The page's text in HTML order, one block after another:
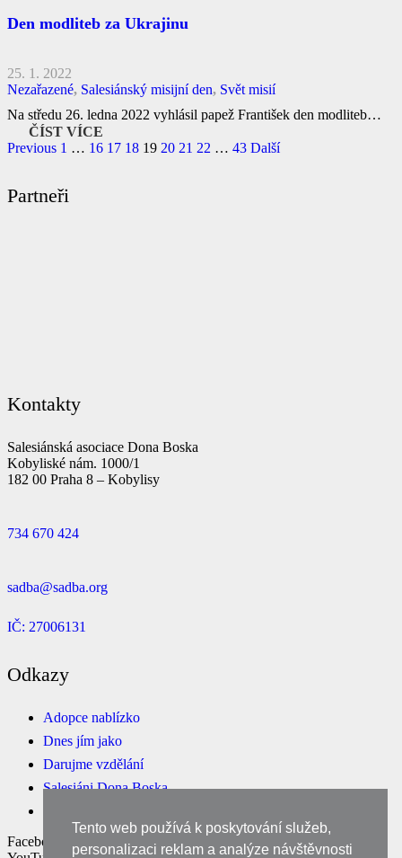
Tento web používá k poskytování služeb,
personalizaci reklam a analýze návštěvnosti
Den modliteb za Ukrajinu
25. 1. 2022
Nezařazené, Salesiánský misijní den, Svět misií
Na středu 26. ledna 2022 vyhlásil papež František den modliteb…
ČÍST VÍCE
Previous 1 … 16 17 18 19 20 21 22 … 43 Další
Partneři
Kontakty
Salesiánská asociace Dona Boska
Kobyliské nám. 1000/1
182 00 Praha 8 – Kobylisy
734 670 424
sadba@sadba.org
IČ: 27006131
Odkazy
Adopce nablízko
Dnes jím jako
Darujme vzdělání
Salesiáni Dona Boska
Facebook